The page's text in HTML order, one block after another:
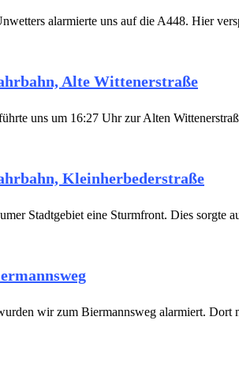
alarmierte uns auf die A448. Hier
Alte Wittenerstraße
uns um 16:27 Uhr zur Alten
Kleinherbederstraße
Stadtgebiet eine Sturmfront. Dies sorgte
wir zum Biermannsweg alarmiert. Dort